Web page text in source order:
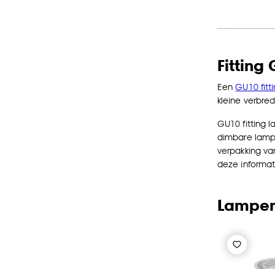
Fitting
EenGU10
kleine
GU10 fitting
dimbare
verpakking
deze